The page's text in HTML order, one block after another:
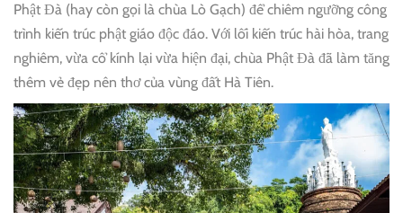
Phật Đà (hay còn gọi là chùa Lò Gạch) để chiêm ngưỡng công
trình kiến trúc phật giáo độc đáo. Với lối kiến trúc hài hòa, trang
nghiêm, vừa cổ kính lại vừa hiện đại, chùa Phật Đà đã làm tăng
thêm vẻ đẹp nên thơ của vùng đất Hà Tiên.